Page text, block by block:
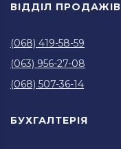
ВІДДІЛ ПРОДАЖІВ
(068) 419-58-59
(063) 956-27-08
(068) 507-36-14
БУХГАЛТЕРІЯ